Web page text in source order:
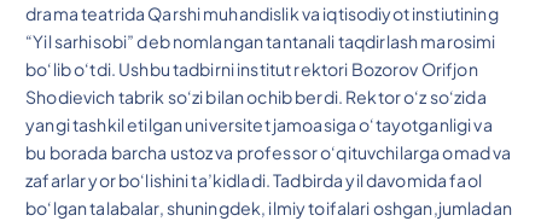
drama teatrida Qarshi muhandislik va iqtisodiyot instiutining
“Yil sarhisobi” deb nomlangan tantanali taqdirlash marosimi
bo‘lib o‘tdi. Ushbu tadbirni institut rektori Bozorov Orifjon
Shodievich tabrik so‘zi bilan ochib berdi. Rektor o‘z so‘zida
yangi tashkil etilgan universitet jamoasiga o‘tayotganligi va
bu borada barcha ustoz va professor o‘qituvchilarga omad va
zafarlar yor bo‘lishini ta’kidladi. Tadbirda yil davomida faol
bo‘lgan talabalar, shuningdek, ilmiy toifalari oshgan,jumladan